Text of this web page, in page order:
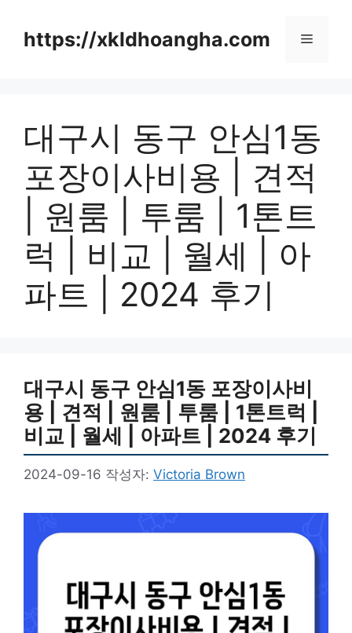
https://xkldhoangha.com 메
대구시 동구 안심1동
포장이사비용 | 견적
| 원룸 | 투룸 | 1톤트
럭 | 비교 | 월세 | 아
파트 | 2024 후기
대구시 동구 안심1동 포장이사비
용 | 견적 | 원룸 | 투룸 | 1톤트럭 |
비교 | 월세 | 아파트 | 2024 후기
2024-09-16 작성자: Victoria Brown